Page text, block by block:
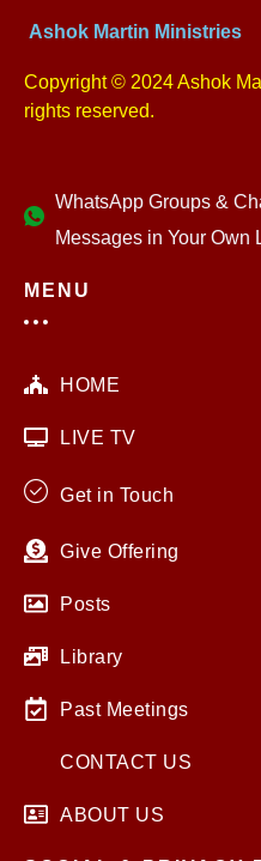
Ashok Martin Ministries
Copyright © 2024 Ashok
rights reserved.
WhatsApp Groups &
Messages in Your Own
MENU
HOME
LIVE TV
Get in Touch
Give Offering
Posts
Library
Past Meetings
CONTACT US
ABOUT US